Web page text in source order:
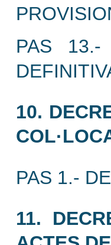
PAS 13.-
10.
PAS 1.-
11.